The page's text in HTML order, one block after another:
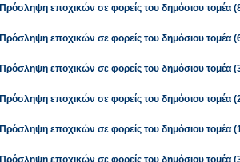
Πρόσληψη εποχικών σε φορείς του δημόσιου τομέα
Πρόσληψη εποχικών σε φορείς του δημόσιου τομέα
Πρόσληψη εποχικών σε φορείς του δημόσιου τομέα
Πρόσληψη εποχικών σε φορείς του δημόσιου τομέα
Πρόσληψη εποχικών σε φορείς του δημόσιου τομέα
Πρόσληψη εποχικών σε φορείς του δημόσιου τομέα